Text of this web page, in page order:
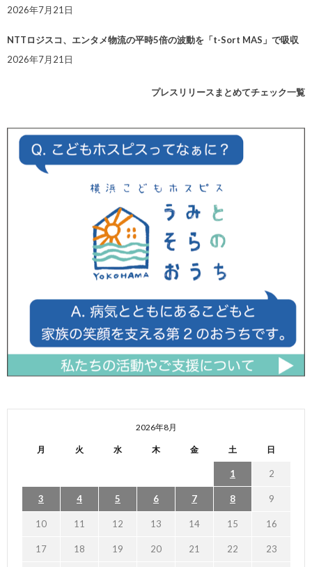
2026年7月21日
NTTロジスコ、エンタメ物流の平時5倍の波動を「t-Sort MAS」で吸収
2026年7月21日
プレスリリースまとめてチェック一覧
2026年8月
月 火 水 木 金 土 日
1 2
3 4 5 6 7 8 9
10 11 12 13 14 15 16
17 18 19 20 21 22 23